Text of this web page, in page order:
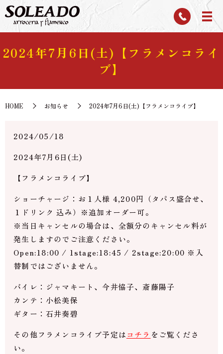
2024年7月6日(土)【フラメンコライ
ブ】
HOME お知らせ 2024年7月6日(土)【フラメンコライブ】
2024/05/18
2024年7月6日(土)
【フラメンコライブ】
ショーチャージ：お１人様 4,200円（タパス盛合せ、
１ドリンク 込み）※追加オーダー可。
※当日キャンセルの場合は、全額分のキャンセル料が
発生しますのでご注意ください。
Open:18:00 / 1stage:18:45 / 2stage:20:00 ※入
替制ではございません。
バイレ：ジャマキート、今井恊子、斎藤陽子
カンテ：小松美保
ギター：石井奏碧
その他フラメンコライブ予定はコチラ をご覧くださ
い。